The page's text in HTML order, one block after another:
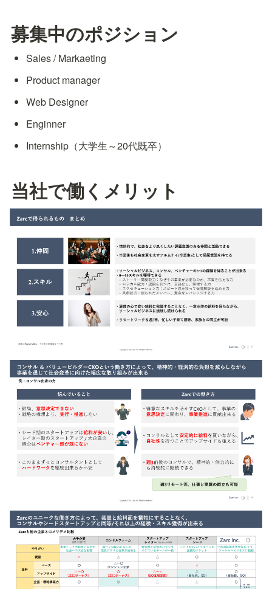
募集中のポジション
Sales / Markaeting
Product manager
Web Designer
Enginner
Internship（大学生～20代既卒）
当社で働くメリット